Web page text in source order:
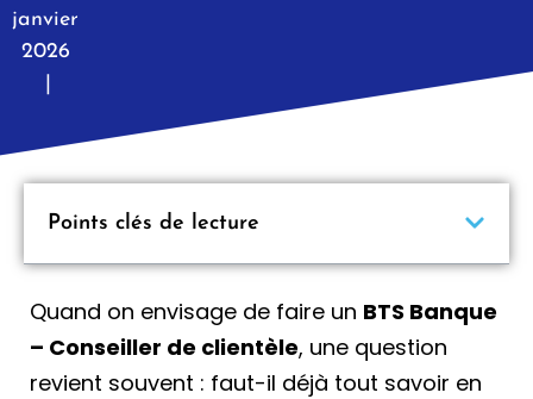
janvier
2026
Quand on envisage de faire un BTS Banque
– Conseiller de clientèle, une question
revient souvent : faut-il déjà tout savoir en
Points clés de lecture